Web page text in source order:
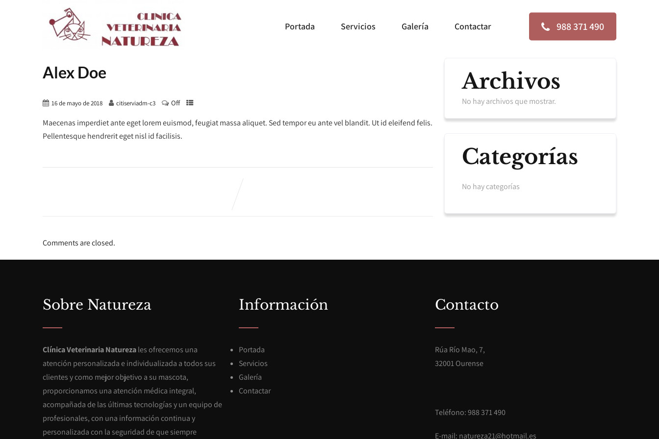
988 371 490
Portada Servicios Galería Contactar
Alex Doe
16 de mayo de 2018 citiserviadm-c3 Off
Maecenas imperdiet ante eget lorem euismod, feugiat massa aliquet. Sed tempor eu ante vel blandit. Ut id eleifend felis.
Pellentesque hendrerit eget nisl id facilisis.
Comments are closed.
Archivos
No hay archivos que mostrar.
Categorías
No hay categorías
Sobre Natureza
Clínica Veterinaria Naturezales ofrecemos una
atención personalizada e individualizada a todos sus
clientes y como mejor objetivo a su mascota,
proporcionamos una atención médica integral,
acompañada de las últimas tecnologías y un equipo de
profesionales, con una información continua y
personalizada con la seguridad de que siempre
Información
Portada
Servicios
Galería
Contactar
Contacto
Rúa Río Mao, 7,
32001 Ourense
Teléfono: 988 371 490
E-mail: natureza21@hotmail.es